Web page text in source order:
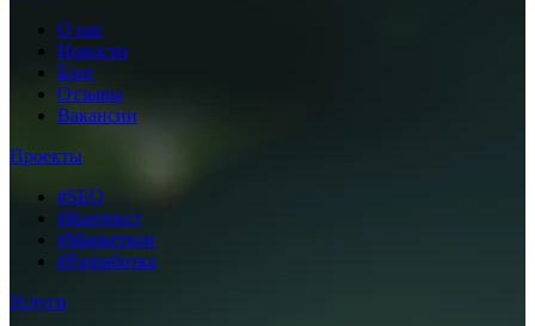
О нас
Новости
Блог
Отзывы
Вакансии
Проекты
#SEO
#Контекст
#Маркетинг
#Разработка
Услуги